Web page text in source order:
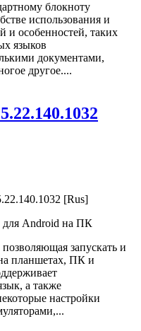
блокноту
использования и
особенностей, таких
языков
документами,
другое....
для Android на ПК
запускать и
планшетах, ПК и
а также
настройки